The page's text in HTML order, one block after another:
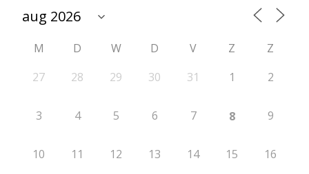
i
t
e
M D W D V Z
Z
27
28 29 30 31 1 2
3 4 5 6 7 8 9
10 11 12 13 14 15 16